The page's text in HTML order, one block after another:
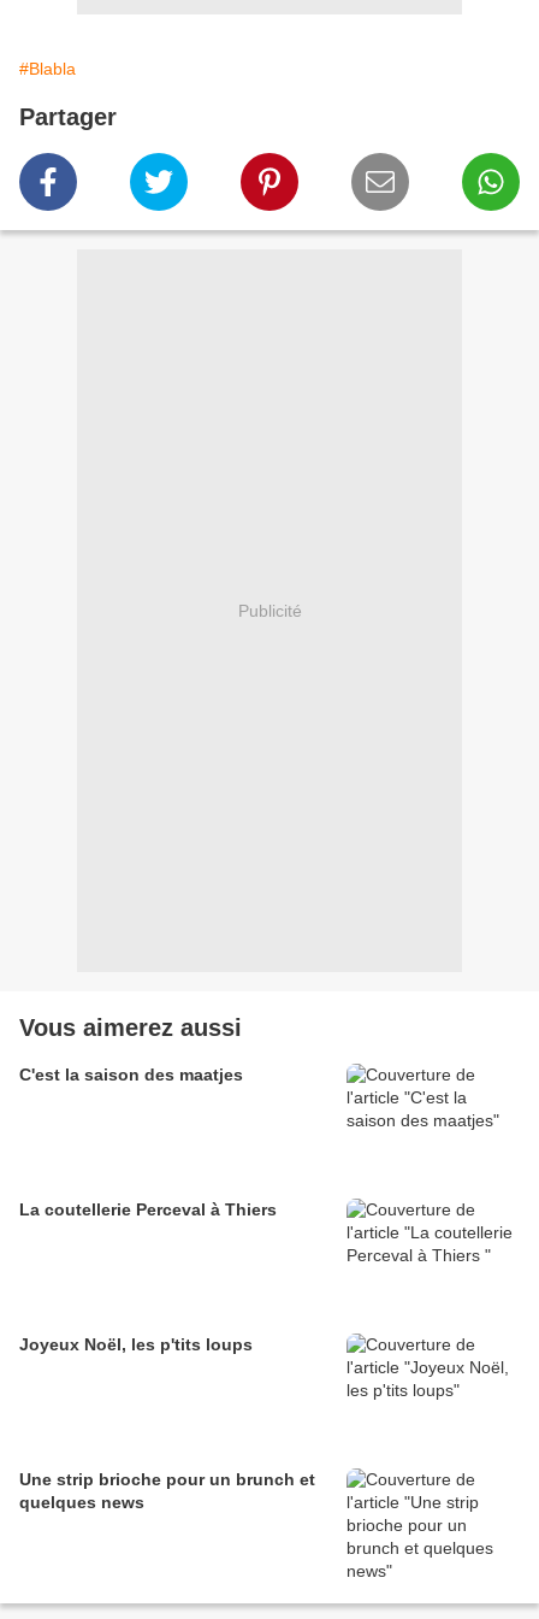
#Blabla
Partager
Publicité
Vous aimerez aussi
C'est la saison des maatjes
La coutellerie Perceval à Thiers
Joyeux Noël, les p'tits loups
Une strip brioche pour un brunch et
quelques news